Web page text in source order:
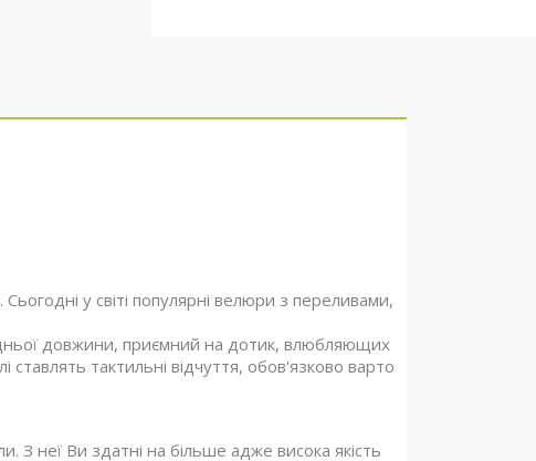
у світі популярні велюри з переливами,
довжини, приємний на дотик, влюбляющих
тактильні відчуття, обов'язково варто
З неї Ви здатні на більше адже висока якість